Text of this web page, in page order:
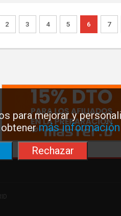
para mejorar y
obtenermás
Rechazar
2 3 4 5 6 7